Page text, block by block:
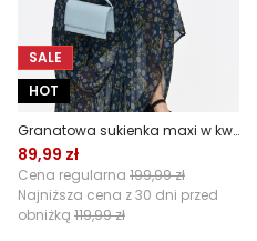
SALE
HOT
Granatowa sukienka maxi w kwiatowy wzór
89,99 zł
Cena regularna 199,99 zł
Najniższa cena z 30 dni przed
obniżką 119,99 zł